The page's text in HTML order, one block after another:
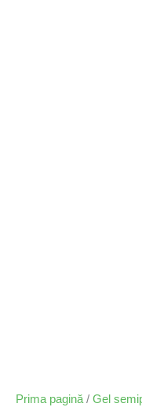
Prima pagină/ Gel